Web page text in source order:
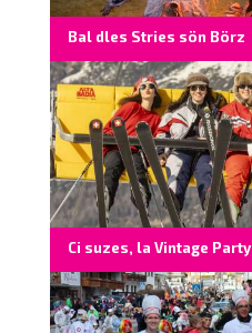
Bal dles Stries sön Börz
Ci suzes, la Vintage Party